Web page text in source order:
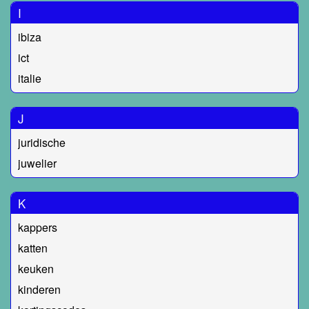
I
ibiza
ict
italie
J
juridische
juwelier
K
kappers
katten
keuken
kinderen